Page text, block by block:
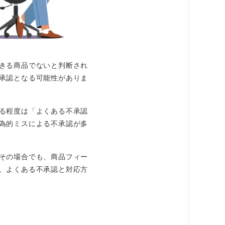
る商品でないと判断され
認となる可能性がありま
程度は「よくある不承認
的ミスによる不承認が多
の場合でも、商品フィー
よくある不承認と対応方